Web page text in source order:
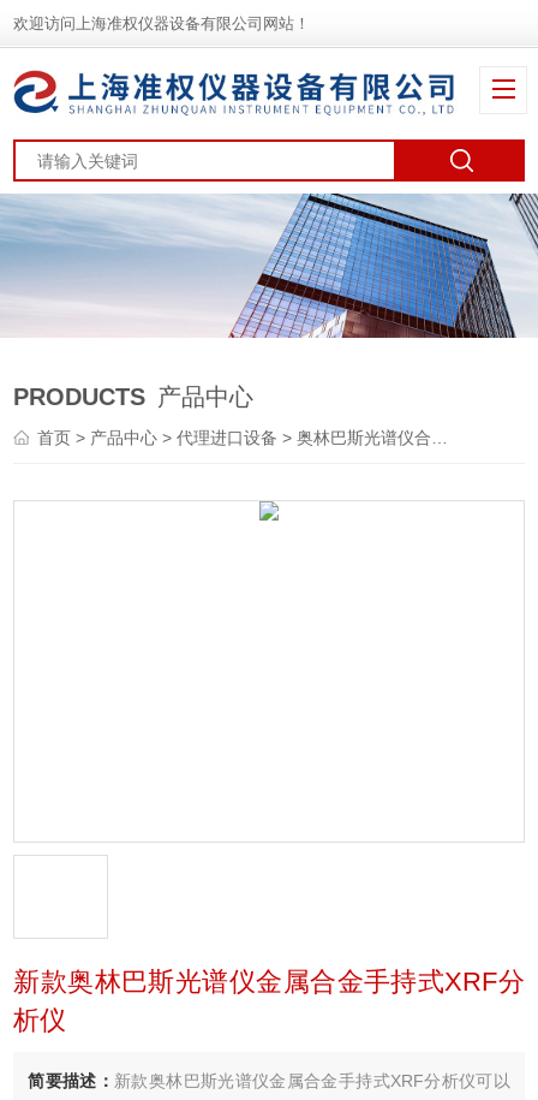
欢迎访问上海准权仪器设备有限公司网站！
PRODUCTS 产品中心
首页> 产品中心 >代理进口设备 >奥林巴斯光谱仪合金分析仪
新款奥林巴斯光谱仪金属合金手持式XRF分
析仪
简要描述： 新款奥林巴斯光谱仪金属合金手持式XRF分析仪可以